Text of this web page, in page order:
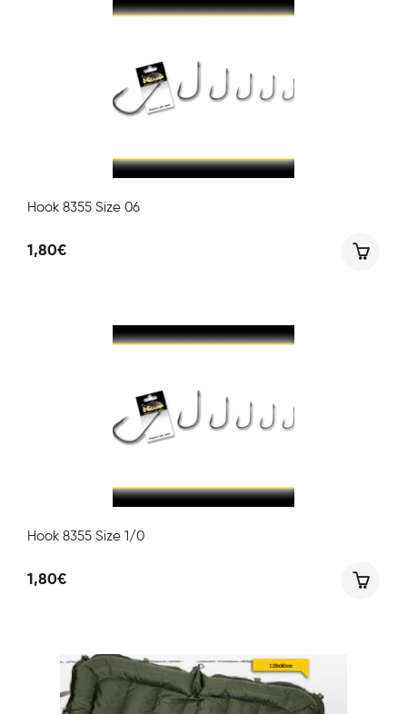
Hook 8355 Size 06
1,80€
Hook 8355 Size 1/0
1,80€